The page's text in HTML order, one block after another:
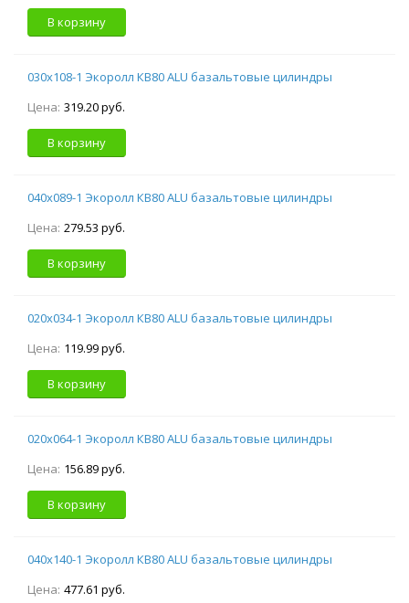
В корзину
030х108-1 Экоролл КВ80 ALU базальтовые цилиндры
Цена: 319.20 руб.
В корзину
040х089-1 Экоролл КВ80 ALU базальтовые цилиндры
Цена: 279.53 руб.
В корзину
020х034-1 Экоролл КВ80 ALU базальтовые цилиндры
Цена: 119.99 руб.
В корзину
020х064-1 Экоролл КВ80 ALU базальтовые цилиндры
Цена: 156.89 руб.
В корзину
040х140-1 Экоролл КВ80 ALU базальтовые цилиндры
Цена: 477.61 руб.